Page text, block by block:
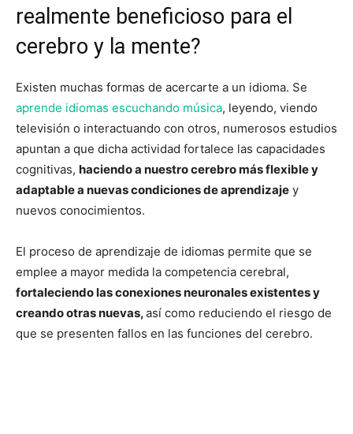
realmente beneficioso para el
cerebro y la mente?
Existen muchas formas de acercarte a un idioma. Se
aprende idiomas escuchando música, leyendo, viendo
televisión o interactuando con otros, numerosos estudios
apuntan a que dicha actividad fortalece las capacidades
cognitivas, haciendo a nuestro cerebro más flexible y
adaptable a nuevas condiciones de aprendizaje y
nuevos conocimientos.
El proceso de aprendizaje de idiomas permite que se
emplee a mayor medida la competencia cerebral,
fortaleciendo las conexiones neuronales existentes y
creando otras nuevas,así como reduciendo el riesgo de
que se presenten fallos en las funciones del cerebro.